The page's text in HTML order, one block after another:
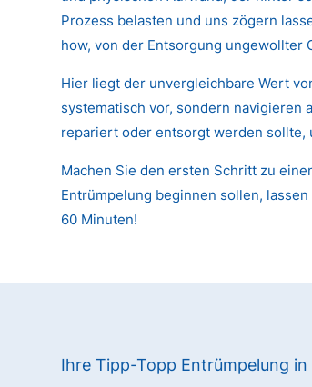
Prozess belasten und uns zögern
how, von der Entsorgung ungewollter
Hier liegt der unvergleichbare Wert
systematisch vor, sondern navigieren
repariert oder entsorgt werden sollte,
Machen Sie den ersten Schritt zu
Entrümpelung beginnen sollen,
60 Minuten!
Ihre Tipp-Topp Entrümpelung